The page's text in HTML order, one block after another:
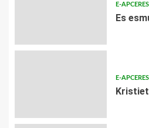
E-APCERES
Es
E-APCERES